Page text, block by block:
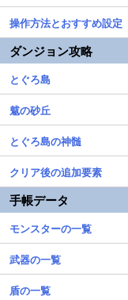
操作方法とおすすめ設定
ダンジョン攻略
とぐろ島
魃の砂丘
とぐろ島の神髄
クリア後の追加要素
手帳データ
モンスターの一覧
武器の一覧
盾の一覧